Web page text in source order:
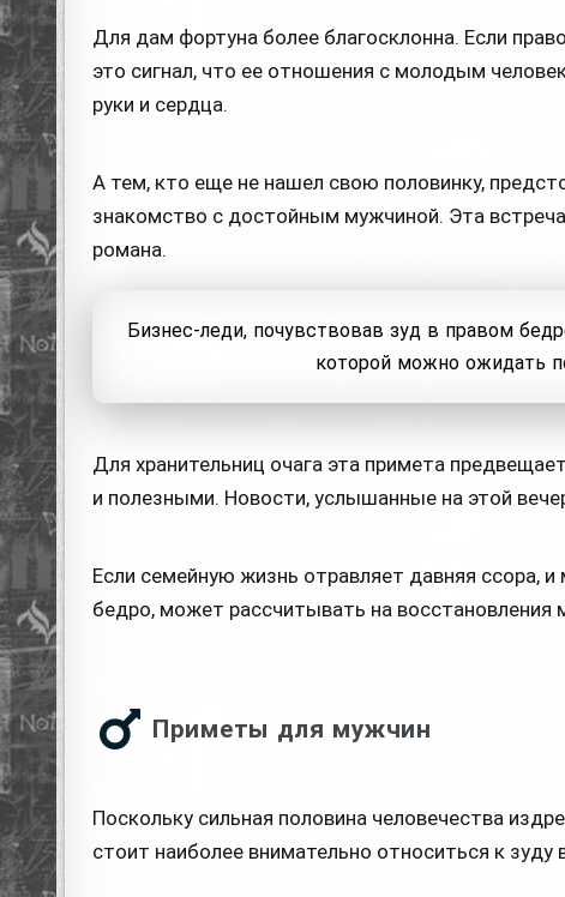
Для дам фортуна более благосклонна. Если
это сигнал, что ее отношения с молодым
руки и сердца.
А тем, кто еще не нашел свою половинку,
знакомство с достойным мужчиной. Эта
романа.
Бизнес-леди, почувствовав зуд в правом
которой можно ожидать
Для хранительниц очага эта примета
и полезными. Новости, услышанные на этой
Если семейную жизнь отравляет давняя ссора,
бедро, может рассчитывать на восстановления
Приметы для мужчин
Поскольку сильная половина человечества
стоит наиболее внимательно относиться к зуду